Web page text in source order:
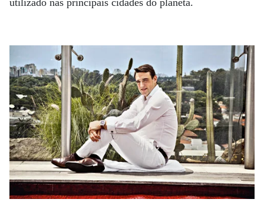
utilizado nas principais cidades do planeta.